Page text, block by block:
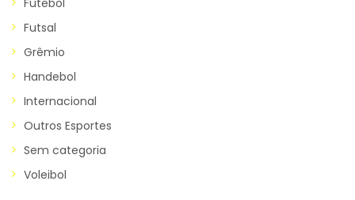
Futebol
Futsal
Grêmio
Handebol
Internacional
Outros Esportes
Sem categoria
Voleibol